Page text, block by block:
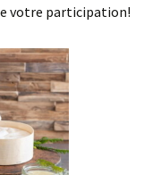
votre participation!